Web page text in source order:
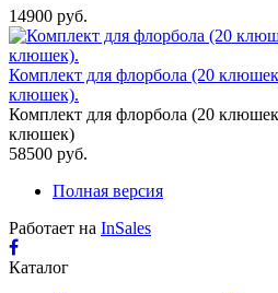
14900 руб.
Комплект для флорбола (20
клюшек).
Комплект для флорбола (20
клюшек)
58500 руб.
Полная версия
Работает на InSales
Каталог